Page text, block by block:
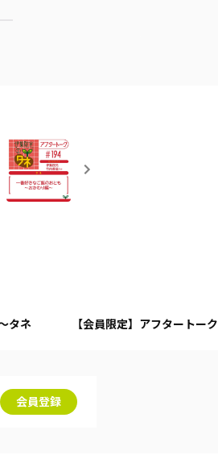
タネ 【会員限定】アフタートーク
会員登録